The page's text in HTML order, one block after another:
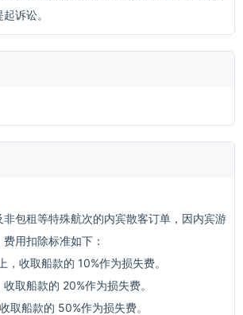
诉讼。
包租等特殊航次的内宾散客订单，因内宾游
用扣除标准如下：
收取船款的 10%作为损失费。
取船款的 20%作为损失费。
取船款的 50%作为损失费。